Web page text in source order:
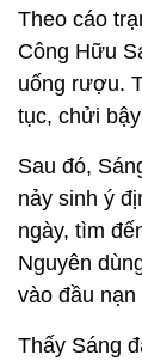
Theo cáo
Công Hữu
uống rượu.
tục, chửi
Sau đó,
nảy sinh ý
ngày, tìm
Nguyên
vào đầu nạn
Thấy Sáng